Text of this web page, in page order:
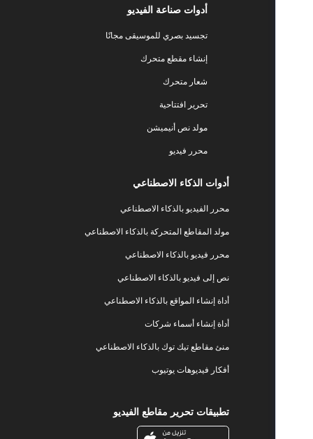
أدوات صناعة الفيديو
تجسيد بصري للموسيقى مجانًا
إنشاء مقطع متحرك
شعار متحرك
تحرير افتتاحية
مولد نص أنيميشن
محرر فيديو
أدوات الذكاء الاصطناعي
محرر الفيديو بالذكاء الاصطناعي
مولد المقاطع المتحركة بالذكاء الاصطناعي
محرر فيديو بالذكاء الاصطناعي
نص إلى فيديو بالذكاء الاصطناعي
أداة إنشاء المواقع بالذكاء الاصطناعي
أداة إنشاء أسماء شركات
منئ مقاطع تيك توك بالذكاء الاصطناعي
أفكار فيديوهات يوتيوب
تطبيقات تحرير مقاطع الفيديو